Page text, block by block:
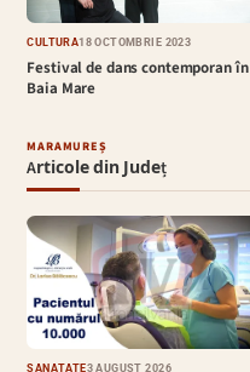
CULTURĂ18 OCTOMBRIE 2023
Festival de dans contemporan în
Baia Mare
MARAMUREȘ
Articole din Județ
SĂNĂTATE3 AUGUST 2026